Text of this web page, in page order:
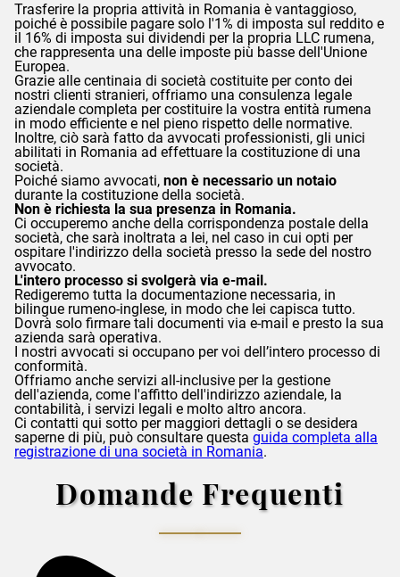
Trasferire la propria attività in Romania è vantaggioso,
poiché è possibile pagare solo l'1% di imposta sul reddito e
il 16% di imposta sui dividendi per la propria LLC rumena,
che rappresenta una delle imposte più basse dell'Unione
Europea.
Grazie alle centinaia di società costituite per conto dei
nostri clienti stranieri, offriamo una consulenza legale
aziendale completa per costituire la vostra entità rumena
in modo efficiente e nel pieno rispetto delle normative.
Inoltre, ciò sarà fatto da avvocati professionisti, gli unici
abilitati in Romania ad effettuare la costituzione di una
società.
Poiché siamo avvocati, non è necessario un notaio
durante la costituzione della società.
Non è richiesta la sua presenza in Romania.
Ci occuperemo anche della corrispondenza postale della
società, che sarà inoltrata a lei, nel caso in cui opti per
ospitare l'indirizzo della società presso la sede del nostro
avvocato.
L'intero processo si svolgerà via e-mail.
Redigeremo tutta la documentazione necessaria, in
bilingue rumeno-inglese, in modo che lei capisca tutto.
Dovrà solo firmare tali documenti via e-mail e presto la sua
azienda sarà operativa.
I nostri avvocati si occupano per voi dell’intero processo di
conformità.
Offriamo anche servizi all-inclusive per la gestione
dell'azienda, come l'affitto dell'indirizzo aziendale, la
contabilità, i servizi legali e molto altro ancora.
Ci contatti qui sotto per maggiori dettagli o se desidera
saperne di più, può consultare questa guida completa alla
registrazione di una società in Romania.
Domande Frequenti